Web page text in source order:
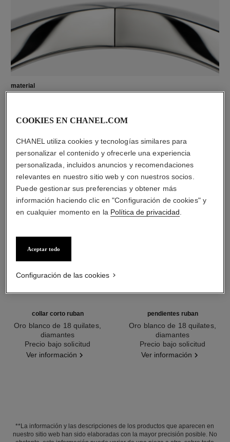
material
DESCUBRA TAMBIÉN
collar corto ruban
Oro blanco de 18 quilates,
diamantes
Ref. J60909
Precio bajo solicitud
Ver información
pendientes ruban
Oro blanco de 18 quilates,
diamantes
Ref. J60879
Precio bajo solicitud
Ver información
**La información y las descripciones de los productos que aparecen en
nuestro sitio web han sido elaboradas con la mayor precisión posible. No
COOKIES EN CHANEL.COM
CHANEL utiliza cookies y tecnologías similares para
personalizar el contenido y ofrecerle una experiencia
personalizada, incluidos anuncios y recomendaciones
relevantes en nuestro sitio web y con nuestros socios.
Puede gestionar sus preferencias y obtener más
información haciendo clic en "Configuración de cookies" y
en cualquier momento en la Política de privacidad
Aceptar todo
Configuración de las cookies